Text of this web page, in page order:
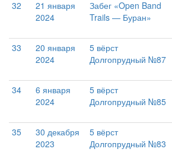
32
21 января
2024
Забег «Open Band
Trails — Буран»
33
20 января
2024
5 вёрст
Долгопрудный №87
34
6 января
2024
5 вёрст
Долгопрудный №85
35
30 декабря
2023
5 вёрст
Долгопрудный №83